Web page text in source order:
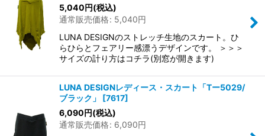
5,040円(税込)
通常販売価格: 5,040円
LUNA DESIGNのストレッチ生地のスカート。ひ
らひらとフェアリー感漂うデザインです。 ＞＞＞
サイズの計り方はコチラ(別窓が開きます)
LUNA DESIGNレディース・スカート「Tー5029/
ブラック」
[7617]
6,090円(税込)
通常販売価格: 6,090円